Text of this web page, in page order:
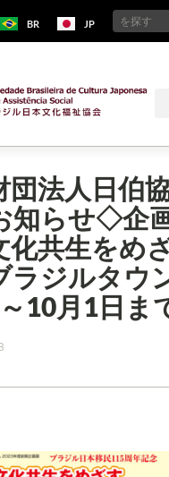
BR JP
団法人日伯
知らせ◇企
化共生をめ
ラジルタウ
10月1日ま